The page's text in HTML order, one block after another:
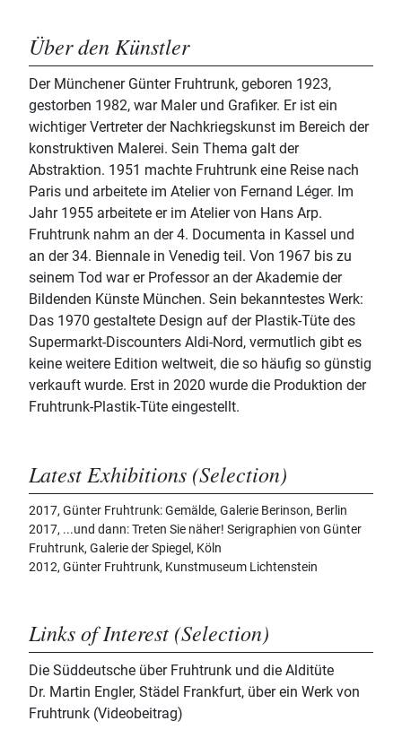
Über den Künstler
Der Münchener Günter Fruhtrunk, geboren 1923,
gestorben 1982, war Maler und Grafiker. Er ist ein
wichtiger Vertreter der Nachkriegskunst im Bereich der
konstruktiven Malerei. Sein Thema galt der
Abstraktion. 1951 machte Fruhtrunk eine Reise nach
Paris und arbeitete im Atelier von Fernand Léger. Im
Jahr 1955 arbeitete er im Atelier von Hans Arp.
Fruhtrunk nahm an der 4. Documenta in Kassel und
an der 34. Biennale in Venedig teil. Von 1967 bis zu
seinem Tod war er Professor an der Akademie der
Bildenden Künste München. Sein bekanntestes Werk:
Das 1970 gestaltete Design auf der Plastik-Tüte des
Supermarkt-Discounters Aldi-Nord, vermutlich gibt es
keine weitere Edition weltweit, die so häufig so günstig
verkauft wurde. Erst in 2020 wurde die Produktion der
Fruhtrunk-Plastik-Tüte eingestellt.
Latest Exhibitions (Selection)
2017, Günter Fruhtrunk: Gemälde, Galerie Berinson, Berlin
2017, ...und dann: Treten Sie näher! Serigraphien von Günter
Fruhtrunk, Galerie der Spiegel, Köln
2012, Günter Fruhtrunk, Kunstmuseum Lichtenstein
Links of Interest (Selection)
Die Süddeutsche über Fruhtrunk und die Alditüte
Dr. Martin Engler, Städel Frankfurt, über ein Werk von
Fruhtrunk (Videobeitrag)